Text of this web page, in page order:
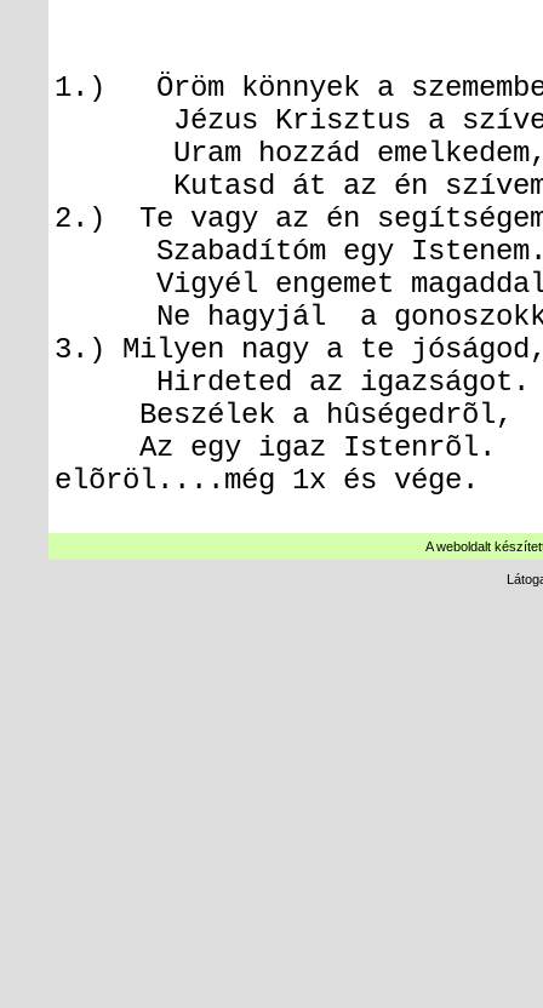
1.) Öröm könnyek a
Jézus Krisztus a
Uram hozzád
Kutasd át az én
2.) Te vagy az én
Szabadítóm egy
Vigyél engemet
Ne hagyjál a
3.) Milyen nagy a te
Hirdeted az igazságot.
Beszélek a hûségedrõl,
Az egy igaz Istenrõl.
elõröl....még 1x és vége.
A weboldalt